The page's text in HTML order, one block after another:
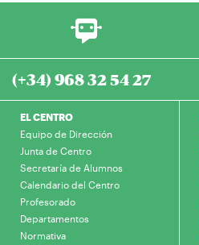
(+34) 968 32 54 27
EL CENTRO
Equipo de Dirección
Junta de Centro
Secretaría de Alumnos
Calendario del Centro
Profesorado
Departamentos
Normativa